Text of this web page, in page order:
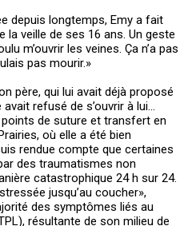
depuis longtemps, Emy a fait
la veille de ses 16 ans. Un geste
m’ouvrir les veines. Ça n’a pas
pas mourir.»
père, qui lui avait déjà proposé
refusé de s’ouvrir à lui…
points de suture et transfert en
où elle a été bien
rendue compte que certaines
des traumatismes non
catastrophique 24 h sur 24.
jusqu’au coucher»,
des symptômes liés au
résultante de son milieu de